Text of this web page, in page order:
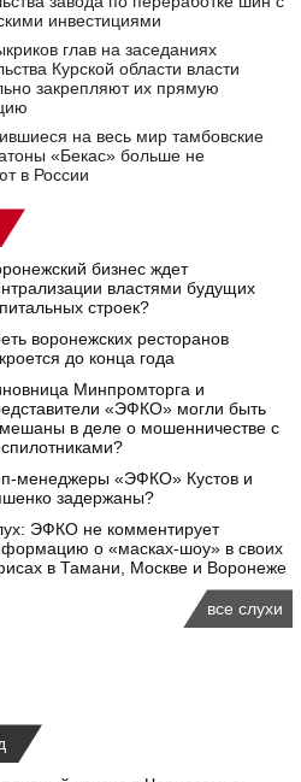
инвестициями
глав на заседаниях
Курской области власти
закрепляют их прямую
на весь мир тамбовские
«Бекас» больше не
в России
бизнес ждет
властями будущих
строек?
воронежских ресторанов
до конца года
Минпромторга и
«ЭФКО» могли быть
в деле о мошенничестве с
менеджеры «ЭФКО» Кустов и
задержаны?
ЭФКО не комментирует
о «масках-шоу» в своих
в Тамани, Москве и Воронеже
все слухи